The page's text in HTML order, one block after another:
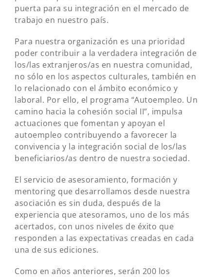
puerta para su integración en el mercado de
trabajo en nuestro país.
Para nuestra organización es una prioridad
poder contribuir a la verdadera integración de
los/las extranjeros/as en nuestra comunidad,
no sólo en los aspectos culturales, también en
lo relacionado con el ámbito económico y
laboral. Por ello, el programa “Autoempleo. Un
camino hacia la cohesión social II”, impulsa
actuaciones que fomentan y apoyan el
autoempleo contribuyendo a favorecer la
convivencia y la integración social de los/las
beneficiarios/as dentro de nuestra sociedad.
El servicio de asesoramiento, formación y
mentoring que desarrollamos desde nuestra
asociación es sin duda, después de la
experiencia que atesoramos, uno de los más
acertados, con unos niveles de éxito que
responden a las expectativas creadas en cada
una de sus ediciones.
Como en años anteriores, serán 200 los